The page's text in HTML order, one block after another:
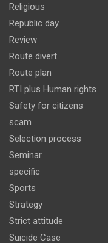
Religious
Republic day
Review
Route divert
Route plan
RTI plus Human rights
Safety for citizens
scam
Selection process
Seminar
specific
Sports
Strategy
Strict attitude
Suicide Case